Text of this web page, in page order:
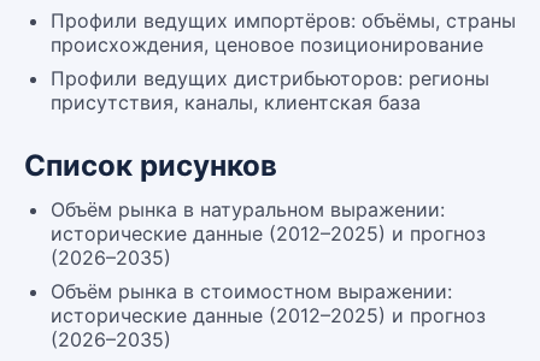
Профили ведущих импортёров: объёмы, страны
происхождения, ценовое позиционирование
Профили ведущих дистрибьюторов: регионы
присутствия, каналы, клиентская база
Список рисунков
Объём рынка в натуральном выражении:
исторические данные (2012–2025) и прогноз
(2026–2035)
Объём рынка в стоимостном выражении:
исторические данные (2012–2025) и прогноз
(2026–2035)